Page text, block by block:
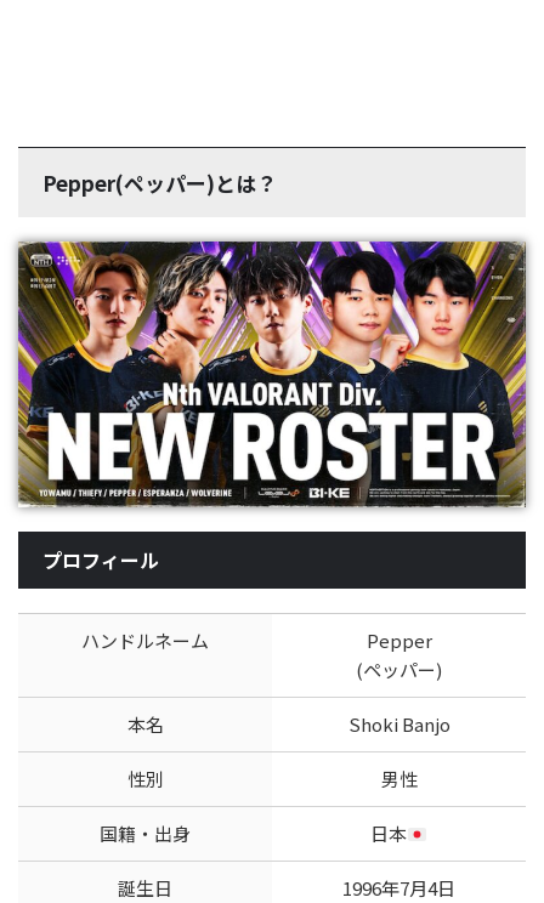
Pepper(ペッパー)とは？
プロフィール
ハンドルネーム
Pepper
(ペッパー)
本名 Shoki Banjo
性別 男性
国籍・出身 日本
誕生日 1996年7月4日